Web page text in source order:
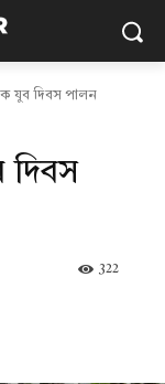
যুব দিবস পালন
দিবস
322